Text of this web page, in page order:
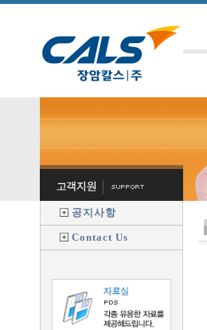
공지사항
Contact Us